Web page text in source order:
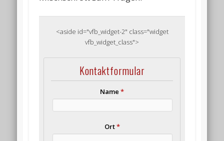
<aside id="vfb_widget-2" class="widget
vfb_widget_class">
Kontaktformular
Name *
Ort*